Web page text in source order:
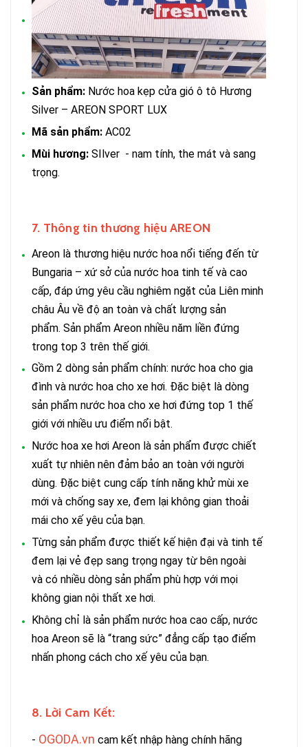
Sản phẩm: Nước hoa kẹp cửa gió ô tô Hương
Silver – AREON SPORT LUX
Mã sản phẩm: AC02
Mùi hương: SIlver - nam tính, the mát và sang
trọng.
7. Thông tin thương hiệu AREON
Areon là thương hiệu nước hoa nổi tiếng đến từ
Bungaria – xứ sở của nước hoa tinh tế và cao
cấp, đáp ứng yêu cầu nghiêm ngặt của Liên minh
châu Âu về độ an toàn và chất lượng sản
phẩm. Sản phẩm Areon nhiều năm liền đứng
trong top 3 trên thế giới.
Gồm 2 dòng sản phẩm chính: nước hoa cho gia
đình và nước hoa cho xe hơi. Đặc biệt là dòng
sản phẩm nước hoa cho xe hơi đứng top 1 thế
giới với nhiều ưu điểm nổi bật.
Nước hoa xe hơi Areon là sản phẩm được chiết
xuất tự nhiên nên đảm bảo an toàn với người
dùng. Đặc biệt cung cấp tính năng khử mùi xe
mới và chống say xe, đem lại không gian thoải
mái cho xế yêu của bạn.
Từng sản phẩm được thiết kế hiện đại và tinh tế
đem lại vẻ đẹp sang trọng ngay từ bên ngoài
và có nhiều dòng sản phẩm phù hợp với mọi
không gian nội thất xe hơi.
Không chỉ là sản phẩm nước hoa cao cấp, nước
hoa Areon sẽ là “trang sức” đẳng cấp tạo điểm
nhấn phong cách cho xế yêu của bạn.
8. Lời Cam Kết:
- OGODA.vn cam kết nhập hàng chính hãng